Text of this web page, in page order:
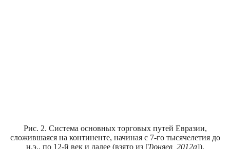
Рис. 2. Система основных торговых путей Евразии,
сложившаяся на континенте, начиная с 7-го тысячелетия до
н.э., по 12-й век и далее (взято из [Тюняев, 2012a]).